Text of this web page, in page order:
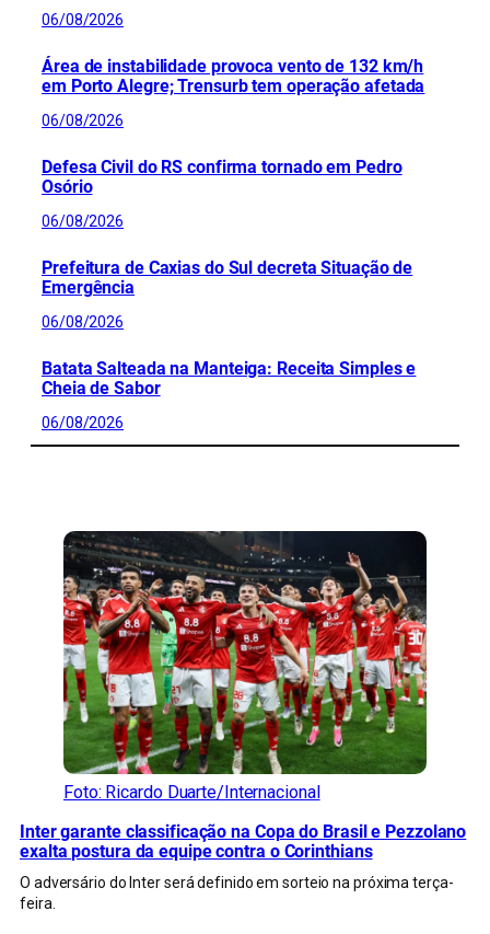
06/08/2026
Área de instabilidade provoca vento de 132 km/h
em Porto Alegre; Trensurb tem operação afetada
06/08/2026
Defesa Civil do RS confirma tornado em Pedro
Osório
06/08/2026
Prefeitura de Caxias do Sul decreta Situação de
Emergência
06/08/2026
Batata Salteada na Manteiga: Receita Simples e
Cheia de Sabor
06/08/2026
Foto: Ricardo Duarte/Internacional
Inter garante classificação na Copa do Brasil e Pezzolano
exalta postura da equipe contra o Corinthians
O adversário do Inter será definido em sorteio na próxima terça-
feira.